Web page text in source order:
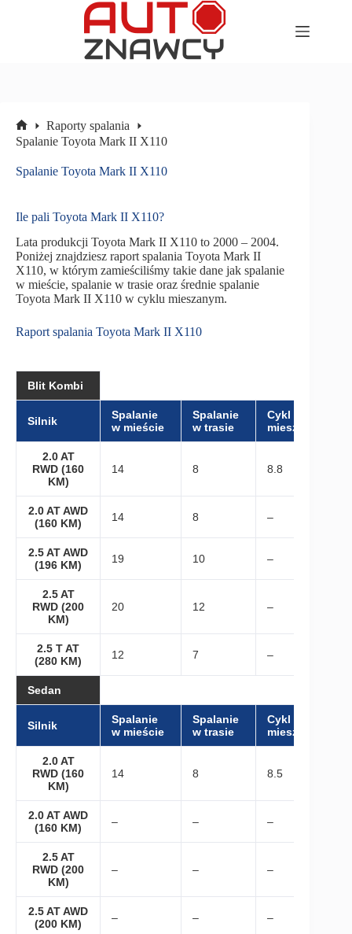
Strona
główna
Raporty spalania
Spalanie Toyota Mark II X110
Spalanie Toyota Mark II X110
Ile pali Toyota Mark II X110?
Lata produkcji Toyota Mark II X110 to 2000 – 2004.
Poniżej znajdziesz raport spalania Toyota Mark II
X110, w którym zamieściliśmy takie dane jak spalanie
w mieście, spalanie w trasie oraz średnie spalanie
Toyota Mark II X110 w cyklu mieszanym.
Raport spalania Toyota Mark II X110
Blit Kombi
Silnik
Spalanie
w mieście
Spalanie
w trasie
Cykl
mieszany
2.0 AT
RWD (160
KM)
14 8 8.8
2.0 AT AWD
(160 KM)
14 8 –
2.5 AT AWD
(196 KM)
19 10 –
2.5 AT
RWD (200
KM)
20 12 –
2.5 T AT
(280 KM)
12 7 –
Sedan
Silnik
Spalanie
w mieście
Spalanie
w trasie
Cykl
mieszany
2.0 AT
RWD (160
KM)
14 8 8.5
2.0 AT AWD
(160 KM)
– – –
2.5 AT
RWD (200
KM)
– – –
2.5 AT AWD
(200 KM)
– – –